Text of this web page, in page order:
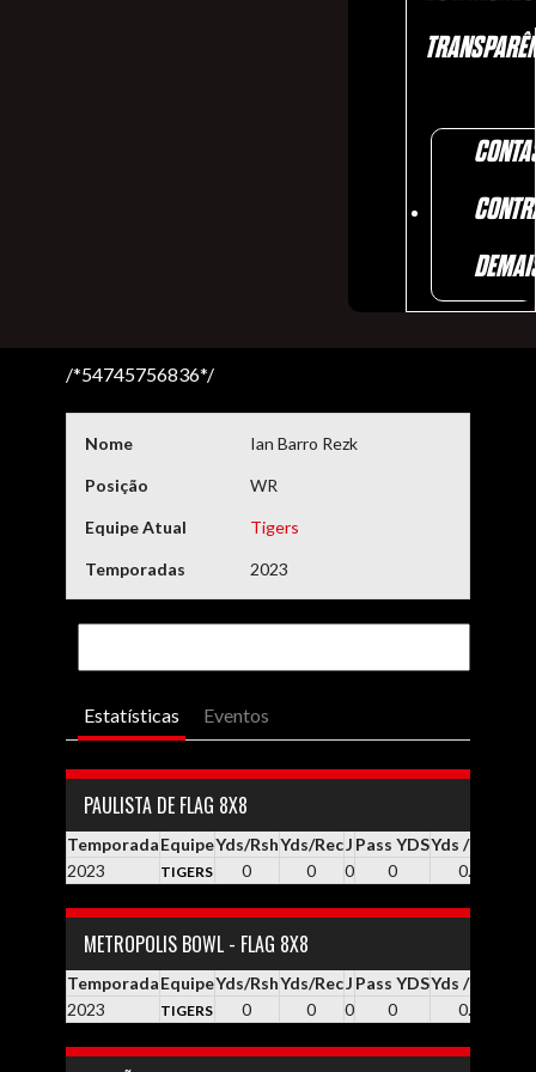
/*54745756836*/
Nome Ian Barro Rezk
Posição WR
Equipe Atual Tigers
Temporadas 2023
Estatísticas Eventos
PAULISTA DE FLAG 8X8
TemporadaEquipeYds/RshYds/RecJ Pass YDSYds / Pass
2023
TIGERS 0 0 0 0 0.0
METROPOLIS BOWL - FLAG 8X8
TemporadaEquipeYds/RshYds/RecJ Pass YDSYds / Pass
2023
TIGERS 0 0 0 0 0.0